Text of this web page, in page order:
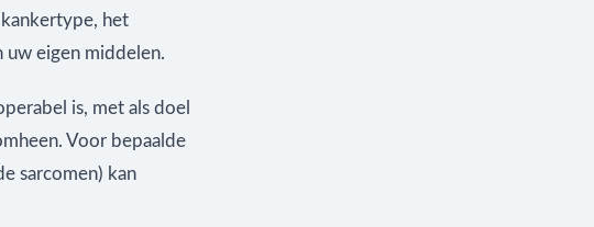
het
uw eigen middelen.
is, met als doel
Voor bepaalde
sarcomen) kan